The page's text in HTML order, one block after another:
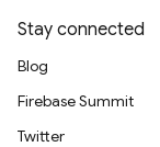
Stay connected
Blog
Firebase Summit
Twitter